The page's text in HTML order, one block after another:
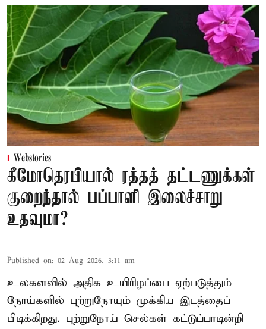
Webstories
கீமோதெரபியால் ரத்தத் தட்டணுக்கள்
குறைந்தால் பப்பாளி இலைச்சாறு
உதவுமா?
Published on: 02 Aug 2026, 3:11 am
உலகளவில் அதிக உயிரிழப்பை ஏற்படுத்தும்
நோய்களில் புற்றுநோயும் முக்கிய இடத்தைப்
பிடிக்கிறது. புற்றுநோய் செல்கள் கட்டுப்பாடின்றி